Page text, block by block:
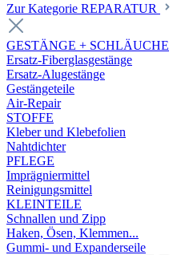
Zur Kategorie REPARATUR
GESTÄNGE + SCHLÄUCHE
Ersatz-Fiberglasgestänge
Ersatz-Alugestänge
Gestängeteile
Air-Repair
STOFFE
Kleber und Klebefolien
Nahtdichter
PFLEGE
Imprägniermittel
Reinigungsmittel
KLEINTEILE
Schnallen und Zipp
Haken, Ösen, Klemmen...
Gummi- und Expanderseile